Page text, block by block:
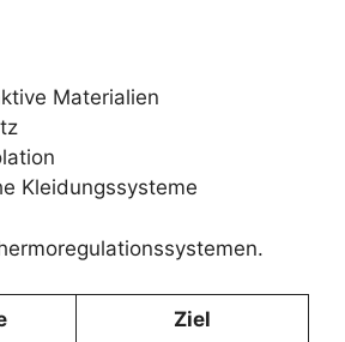
Materialien
Kleidungssysteme
Ziel